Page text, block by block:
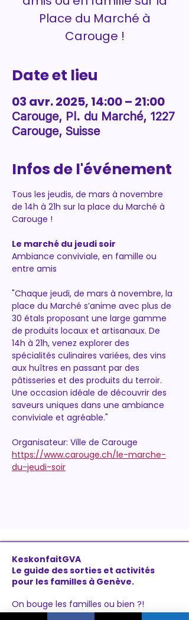
Place du Marché à
Carouge !
Date et lieu
03 avr. 2025, 14:00 – 21:00
Carouge, Pl. du Marché, 1227
Carouge, Suisse
Infos de l'événement
Tous les jeudis, de mars à novembre
de 14h à 21h sur la place du Marché à
Carouge !
Le marché du jeudi soir
Ambiance conviviale, en famille ou
entre amis
"Chaque jeudi, de mars à novembre, la
place du Marché s’anime avec plus de
30 étals proposant une large gamme
de produits locaux et artisanaux. De
14h à 21h, venez explorer des
spécialités culinaires variées, des vins
aux huîtres en passant par des
pâtisseries et des produits du terroir.
Une occasion idéale de découvrir des
saveurs uniques dans une ambiance
conviviale et agréable."
Organisateur: Ville de Carouge
https://www.carouge.ch/le-marche-
du-jeudi-soir
KeskonfaitGVA
Le guide des sorties et activités
pour les familles à Genève.
On bouge les familles ou bien ?!